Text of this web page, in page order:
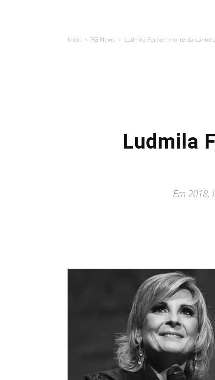
Início FG News Ludmila Ferber: morte da
Ludmila
Em 2018,